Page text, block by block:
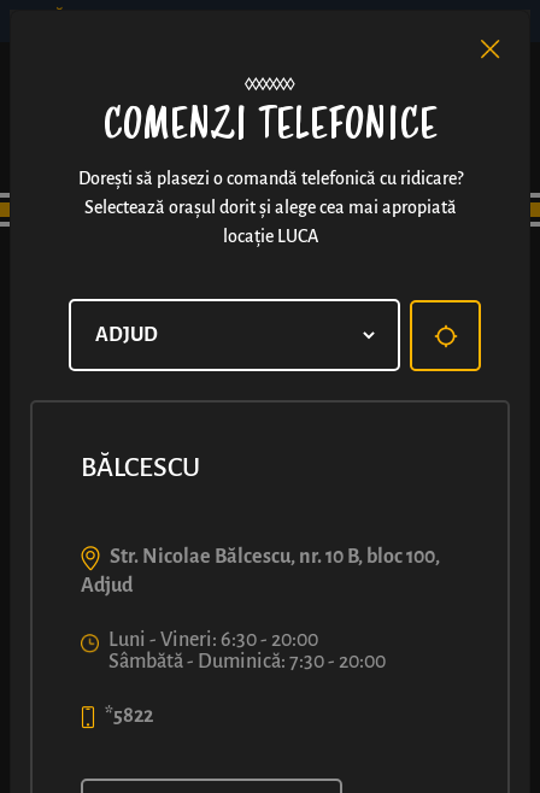
COMENZI TELEFONICE
Dorești să plasezi o comandă telefonică cu ridicare?
Selectează orașul dorit și alege cea mai apropiată
locație LUCA
BĂLCESCU
Str. Nicolae Bălcescu, nr. 10 B, bloc 100,
Adjud
Luni - Vineri: 6:30 - 20:00
Sâmbătă - Duminică: 7:30 - 20:00
*5822